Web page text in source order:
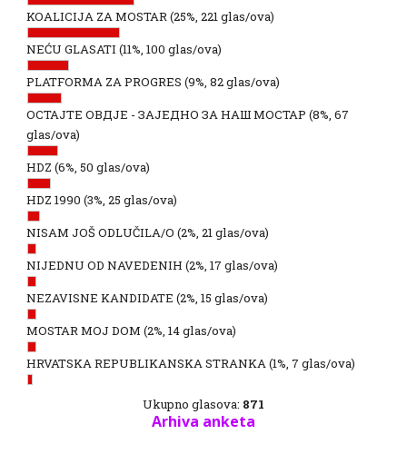
KOALICIJA ZA MOSTAR(25%, 221 glas/ova)
NEĆU GLASATI (11%, 100 glas/ova)
PLATFORMA ZA PROGRES (9%, 82 glas/ova)
ОСТАЈТЕ ОВДЈЕ - ЗАЈЕДНО ЗА НАШ МОСТАР (8%, 67
glas/ova)
HDZ (6%, 50 glas/ova)
HDZ 1990 (3%, 25 glas/ova)
NISAM JOŠ ODLUČILA/O (2%, 21 glas/ova)
NIJEDNU OD NAVEDENIH (2%, 17 glas/ova)
NEZAVISNE KANDIDATE (2%, 15 glas/ova)
MOSTAR MOJ DOM (2%, 14 glas/ova)
HRVATSKA REPUBLIKANSKA STRANKA(1%, 7 glas/ova)
Ukupno glasova: 871
Arhiva anketa